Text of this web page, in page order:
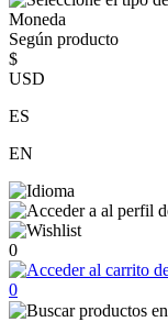
Moneda
Según producto
$
USD
ES
EN
0
0